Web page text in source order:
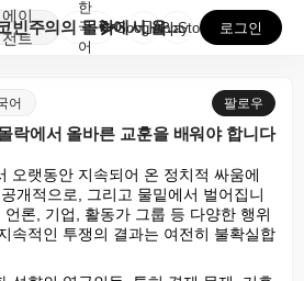
에이
전트
녹색당은 코빈주의의 몰락에서 올바른 교훈을 배워야 합니...
한
국
어
GooglePlay
AppStore 로그인
어 팔로우
락에서 올바른 교훈을 배워야 합니다
오랫동안 지속되어 온 정치적 싸움에
개적으로, 그리고 물밑에서 벌어집니
론, 기업, 활동가 그룹 등 다양한 행위
속적인 투쟁의 결과는 여전히 불확실합